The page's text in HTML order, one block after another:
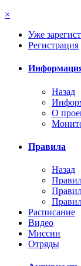
×
Уже
Регистрация
Назад
О
Правила
Назад
Расписание
Видео
Миссии
Отряды